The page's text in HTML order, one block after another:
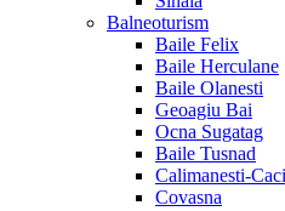
Balneoturism
Baile Felix
Baile Herculane
Baile Olanesti
Geoagiu Bai
Ocna Sugatag
Baile Tusnad
Calimanesti-
Covasna